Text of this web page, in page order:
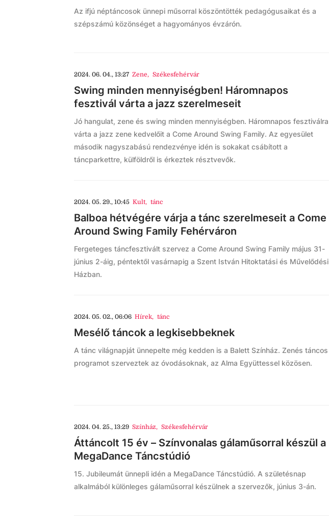
Az ifjú néptáncosok ünnepi műsorral köszöntötték pedagógusaikat és a
szépszámú közönséget a hagyományos évzárón.
2024. 06. 04., 13:27 Zene, Székesfehérvár
Swing minden mennyiségben! Háromnapos
fesztivál várta a jazz szerelmeseit
Jó hangulat, zene és swing minden mennyiségben. Háromnapos fesztiválra
várta a jazz zene kedvelőit a Come Around Swing Family. Az egyesület
második nagyszabású rendezvénye idén is sokakat csábított a
táncparkettre, külföldről is érkeztek résztvevők.
2024. 05. 29., 10:45 Kult, tánc
Balboa hétvégére várja a tánc szerelmeseit a Come
Around Swing Family Fehérváron
Fergeteges táncfesztivált szervez a Come Around Swing Family május 31-
június 2-áig, péntektől vasárnapig a Szent István Hitoktatási és Művelődési
Házban.
2024. 05. 02., 06:06 Hírek, tánc
Mesélő táncok a legkisebbeknek
A tánc világnapját ünnepelte még kedden is a Balett Színház. Zenés táncos
programot szerveztek az óvodásoknak, az Alma Együttessel közösen.
2024. 04. 25., 13:29 Színház, Székesfehérvár
Áttáncolt 15 év – Színvonalas gálaműsorral készül a
MegaDance Táncstúdió
15. Jubileumát ünnepli idén a MegaDance Táncstúdió. A születésnap
alkalmából különleges gálaműsorral készülnek a szervezők, június 3-án.